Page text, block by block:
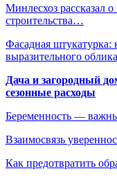
Минлесхоз рассказал
строительства…
Фасадная штукатурка:
выразительного
Дача и загородный
сезонные расходы
Беременность —
Взаимосвязь
Как предотвратить